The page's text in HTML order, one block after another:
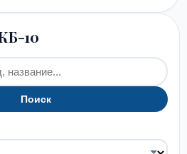
10
Поиск